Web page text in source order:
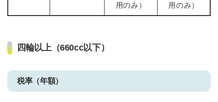
用のみ）
用のみ）
四輪以上（660cc以下）
税率（年額）